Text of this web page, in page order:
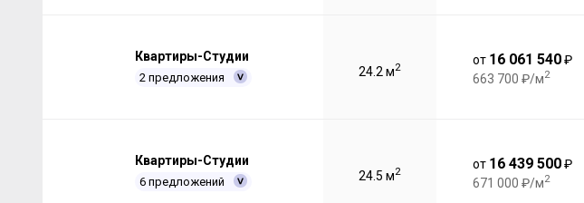
Квартиры-Студии
2 предложения 24.2 м2
от 16 061 540₽
663 700 ₽/м2
Квартиры-Студии
6 предложений 24.5 м2
от 16 439 500₽
671 000 ₽/м2